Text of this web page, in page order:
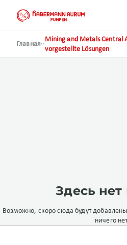
основному
Главная··
Mining and Metals Central
vorgestellte Lösungen
Здесь нет
Возможно, скоро сюда будут
ничего